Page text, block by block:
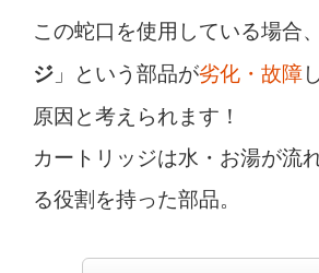
この蛇口を使用している場合
ジ」という部品が劣化・故障
原因と考えられます！
カートリッジは水・お湯が流
る役割を持った部品。